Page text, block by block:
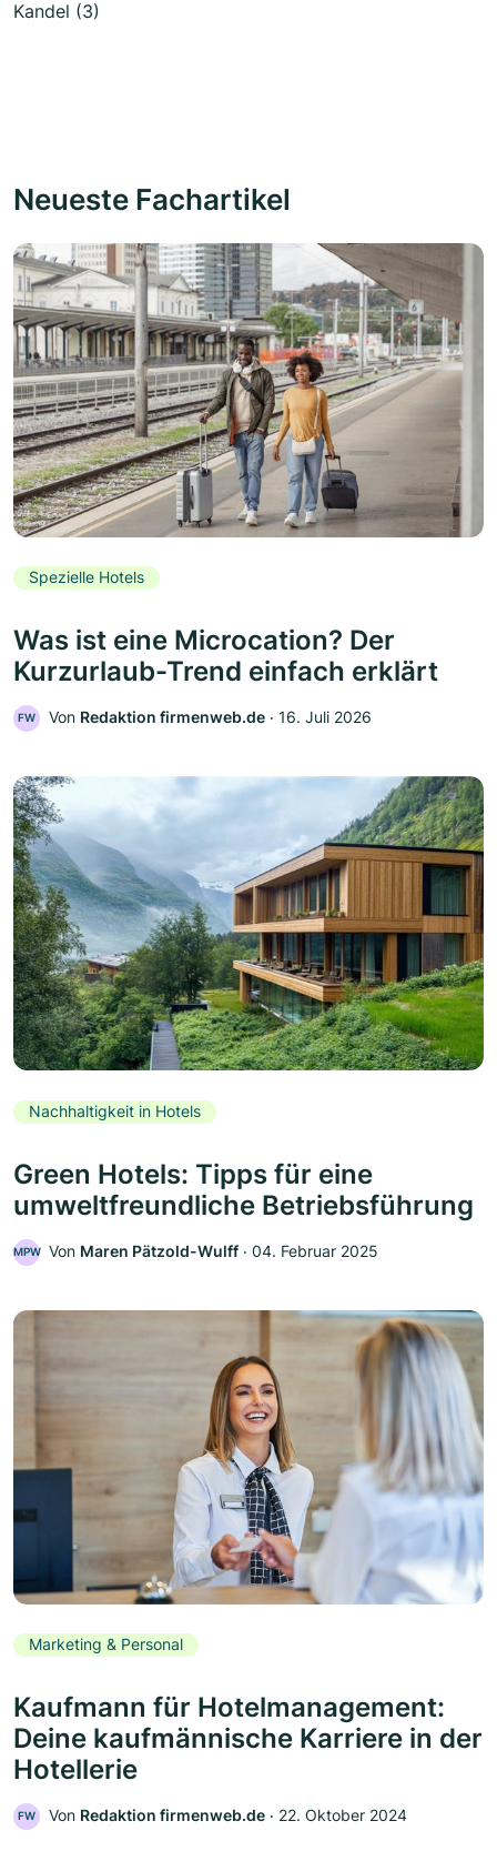
Kandel (3)
Neueste Fachartikel
Spezielle Hotels
Was ist eine Microcation? Der
Kurzurlaub-Trend einfach erklärt
FW Von Redaktion firmenweb.de ‧ 16. Juli 2026
Nachhaltigkeit in Hotels
Green Hotels: Tipps für eine
umweltfreundliche Betriebsführung
MPW Von Maren Pätzold-Wulff ‧ 04. Februar 2025
Marketing & Personal
Kaufmann für Hotelmanagement:
Deine kaufmännische Karriere in der
Hotellerie
FW Von Redaktion firmenweb.de ‧ 22. Oktober 2024